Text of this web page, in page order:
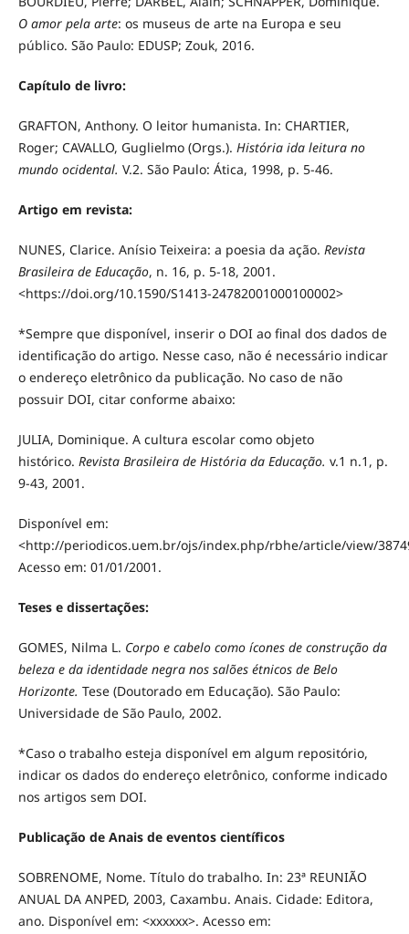
O amor pela arte: os museus de arte na Europa e seu
público. São Paulo: EDUSP; Zouk, 2016.
Capítulo de livro:
GRAFTON, Anthony. O leitor humanista. In: CHARTIER,
Roger; CAVALLO, Guglielmo (Orgs.). História ida leitura no
mundo ocidental. V.2. São Paulo: Ática, 1998, p. 5-46.
Artigo em revista:
NUNES, Clarice. Anísio Teixeira: a poesia da ação. Revista
Brasileira de Educação, n. 16, p. 5-18, 2001.
<https://doi.org/10.1590/S1413-24782001000100002>
*Sempre que disponível, inserir o DOI ao final dos dados de
identificação do artigo. Nesse caso, não é necessário indicar
o endereço eletrônico da publicação. No caso de não
possuir DOI, citar conforme abaixo:
JULIA, Dominique. A cultura escolar como objeto
histórico. Revista Brasileira de História da Educação. v.1 n.1, p.
9-43, 2001.
Disponível em:
<http://periodicos.uem.br/ojs/index.php/rbhe/article/view/
Acesso em: 01/01/2001.
Teses e dissertações:
GOMES, Nilma L. Corpo e cabelo como ícones de construção da
beleza e da identidade negra nos salões étnicos de Belo
Horizonte. Tese (Doutorado em Educação). São Paulo:
Universidade de São Paulo, 2002.
*Caso o trabalho esteja disponível em algum repositório,
indicar os dados do endereço eletrônico, conforme indicado
nos artigos sem DOI.
Publicação de Anais de eventos científicos
SOBRENOME, Nome. Título do trabalho. In: 23ª REUNIÃO
ANUAL DA ANPED, 2003, Caxambu. Anais. Cidade: Editora,
ano. Disponível em: <xxxxxx>. Acesso em: